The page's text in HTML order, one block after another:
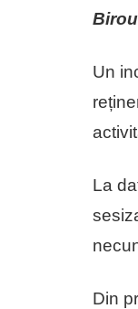
Un
La
Din